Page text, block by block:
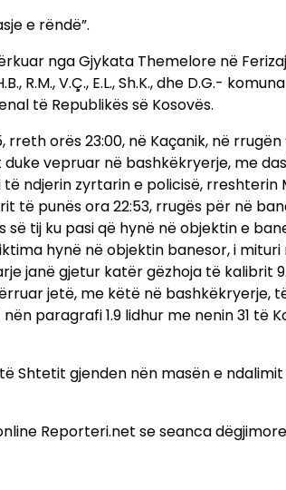
e rëndë”.
nga Gjykata Themelore në
V.Ç., E.L., Sh.K., dhe D.G.-
të Republikës së Kosovës.
orës 23:00, në Kaçanik, në rrugën
vepruar në bashkëkryerje, me
ndjerin zyrtarin e policisë, rreshterin
të punës ora 22:53, rrugës për në
tij ku pasi që hynë në objektin e
hynë në objektin banesor, i
janë gjetur katër gëzhoja të kalibrit
jetë, me këtë në bashkëkryerje,
paragrafi 1.9 lidhur me nenin 31 të
Shtetit gjenden nën masën e
Reporteri.net se seanca